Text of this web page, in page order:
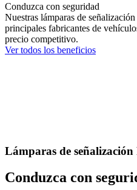
Conduzca con seguridad
Nuestras lámparas de
principales fabricantes de
precio competitivo.
Ver todos los beneficios
Lámparas de
Conduzca con